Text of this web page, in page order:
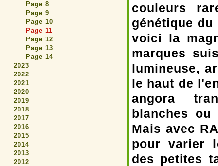
Page 8
Page 9
Page 10
Page 11
Page 12
Page 13
Page 14
2023
2022
2021
2020
2019
2018
2017
2016
2015
2014
2013
2012
couleurs
génétique
voici la
marques
lumineuse,
le haut de
angora
blanches ou
Mais avec
pour varier
des petites